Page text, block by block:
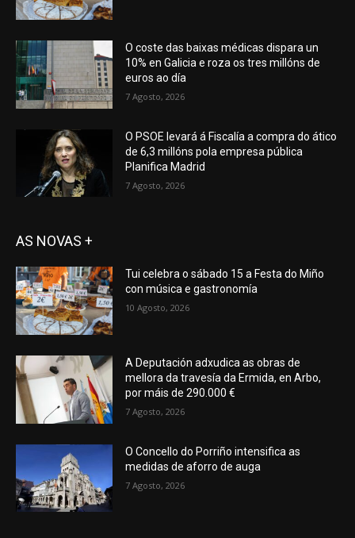
O coste das baixas médicas dispara un
10% en Galicia e roza os tres millóns de
euros ao día
7 Agosto, 2026
O PSOE levará á Fiscalía a compra do ático
de 6,3 millóns pola empresa pública
Planifica Madrid
7 Agosto, 2026
AS NOVAS +
Tui celebra o sábado 15 a Festa do Miño
con música e gastronomía
10 Agosto, 2026
A Deputación adxudica as obras de
mellora da travesía da Ermida, en Arbo,
por máis de 290.000 €
7 Agosto, 2026
O Concello do Porriño intensifica as
medidas de aforro de auga
7 Agosto, 2026